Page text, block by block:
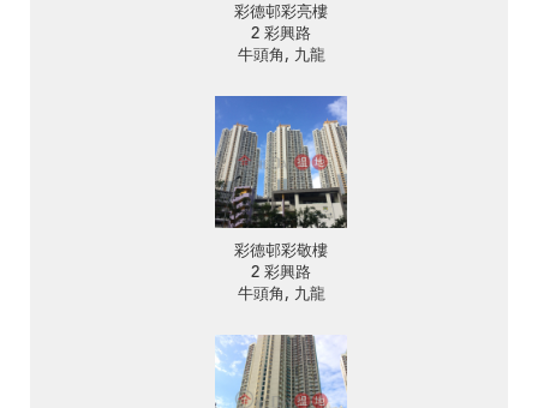
彩德邨彩亮樓
2 彩興路
牛頭角, 九龍
彩德邨彩敬樓
2 彩興路
牛頭角, 九龍